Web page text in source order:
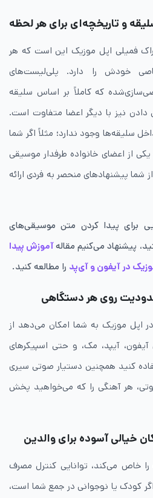
و تاریخچه‌ای برای هر لحظه
فمیلی اپل موزیک این است که هر
خودش را دارد. پلی‌لیست‌های
که کاملاً بر اساس سلیقه
نیز با دیگر اعضا متفاوت است.
سلیقه‌ها وجود ندارد؛ مثلاً اگر شما
از اعضای خانواده طرفدار موسیقی
شما پیشنهادهای منحصر به فردی ارائه
برای پیدا کردن متن موسیقی‌های
پیشنهاد می‌کنیم مقالهآموزش پیدا
در آیفون و آی‌پد را مطالعه کنید.
روی هر دستگاهی
اپل موزیک به شما امکان می‌دهد از
آیپد، مک، و حتی اسپیکرهای
کنید همچنین دستیار صوتی سیری
هر آهنگی را که می‌خواهید پخش
خیالی آسوده برای والدین
خاص می‌کند، توانایی کنترل مصرف
کودک یا نوجوانی در جمع شما است،